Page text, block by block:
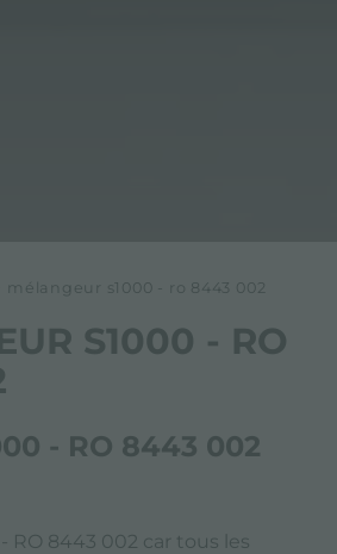
mélangeur s1000 - ro 8443 002
S1000 - RO
- RO 8443 002
RO 8443 002 car tous les